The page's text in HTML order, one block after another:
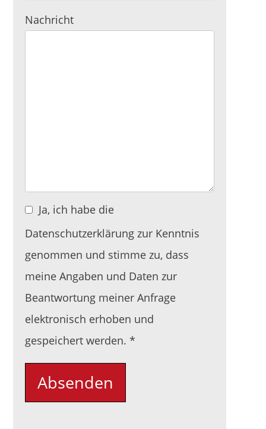
Nachricht
Ja, ich habe die
Datenschutzerklärung zur Kenntnis
genommen und stimme zu, dass
meine Angaben und Daten zur
Beantwortung meiner Anfrage
elektronisch erhoben und
gespeichert werden. Pflichtfeld
*